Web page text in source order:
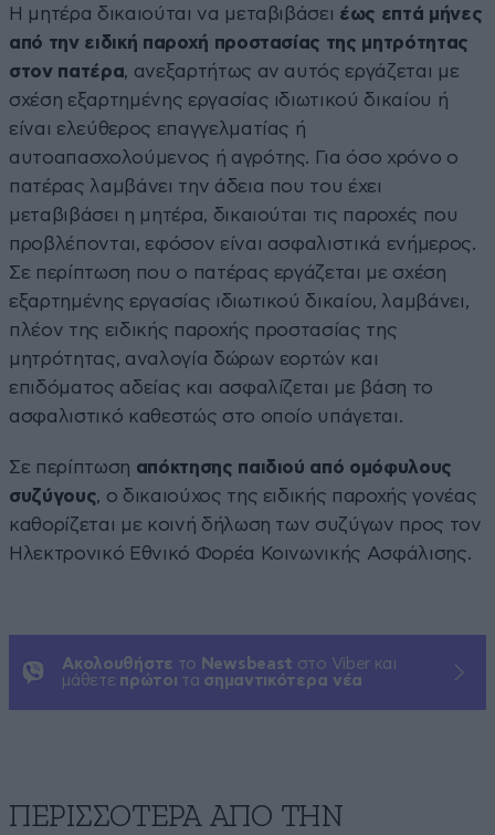
Η μητέρα δικαιούται να μεταβιβάσει έως επτά μήνες
από την ειδική παροχή προστασίας της μητρότητας
στον πατέρα, ανεξαρτήτως αν αυτός εργάζεται με
σχέση εξαρτημένης εργασίας ιδιωτικού δικαίου ή
είναι ελεύθερος επαγγελματίας ή
αυτοαπασχολούμενος ή αγρότης. Για όσο χρόνο ο
πατέρας λαμβάνει την άδεια που του έχει
μεταβιβάσει η μητέρα, δικαιούται τις παροχές που
προβλέπονται, εφόσον είναι ασφαλιστικά ενήμερος.
Σε περίπτωση που ο πατέρας εργάζεται με σχέση
εξαρτημένης εργασίας ιδιωτικού δικαίου, λαμβάνει,
πλέον της ειδικής παροχής προστασίας της
μητρότητας, αναλογία δώρων εορτών και
επιδόματος αδείας και ασφαλίζεται με βάση το
ασφαλιστικό καθεστώς στο οποίο υπάγεται.
Σε περίπτωση απόκτησης παιδιού από ομόφυλους
συζύγους, ο δικαιούχος της ειδικής παροχής γονέας
καθορίζεται με κοινή δήλωση των συζύγων προς τον
Ηλεκτρονικό Εθνικό Φορέα Κοινωνικής Ασφάλισης.
Ακολουθήστε το Newsbeast στο Viber και
μάθετε πρώτοι τα σημαντικότερα νέα
ΠΕΡΙΣΣΟΤΕΡΑ ΑΠΟ ΤΗΝ